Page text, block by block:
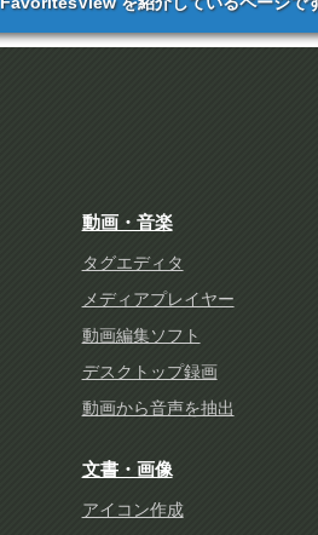
動画・音楽
タグエディタ
メディアプレイヤー
動画編集ソフト
デスクトップ録画
動画から音声を抽出
文書・画像
アイコン作成